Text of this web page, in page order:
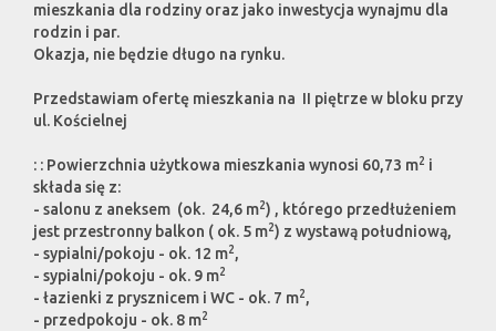
mieszkania dla rodziny oraz jako inwestycja wynajmu dla
rodzin i par.
Okazja, nie będzie długo na rynku.
Przedstawiam ofertę mieszkania na II piętrze w bloku przy
ul. Kościelnej
: : Powierzchnia użytkowa mieszkania wynosi 60,73 m2 i
składa się z:
- salonu z aneksem (ok. 24,6 m2) , którego przedłużeniem
jest przestronny balkon ( ok. 5 m2) z wystawą południową,
- sypialni/pokoju - ok. 12 m2,
- sypialni/pokoju - ok. 9 m2
- łazienki z prysznicem i WC - ok. 7 m2,
- przedpokoju - ok. 8 m2